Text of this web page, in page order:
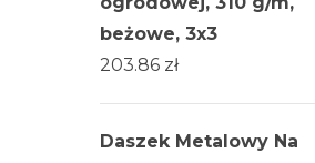
beżowe, 3x3
203.86 zł
Daszek Metalowy Na